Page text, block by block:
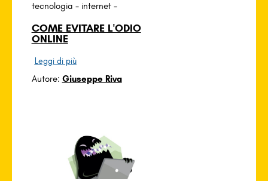
tecnologia - internet-
COME EVITARE L'ODIO
ONLINE
Leggi di più
Autore: Giuseppe Riva